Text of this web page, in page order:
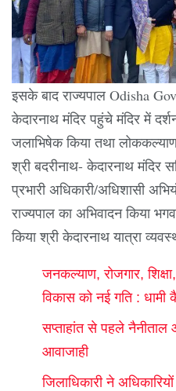
इसके बाद राज्यपाल Odisha
केदारनाथ मंदिर पहुंचे मंदिर में
जलाभिषेक किया तथा
श्री बदरीनाथ- केदारनाथ मंदिर
प्रभारी अधिकारी/अधिशासी
राज्यपाल का अभिवादन किया
किया श्री केदारनाथ यात्रा
जनकल्याण, रोजगार,
विकास को नई गति :
सप्ताहांत से पहले नैनीताल
आवाजाही
जिलाधिकारी ने